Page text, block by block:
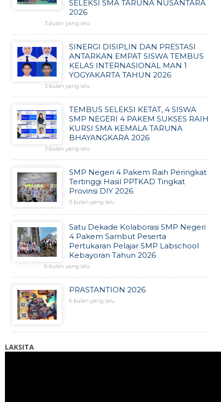
SELEKSI SMA TARUNA NUSANTARA
2026
3 bulan yang lalu
SINERGI DISIPLIN DAN PRESTASI
ANTARKAN EMPAT SISWA TEMBUS
KELAS INTERNASIONAL MAN 1
YOGYAKARTA TAHUN 2026
3 bulan yang lalu
TEMBUS SELEKSI KETAT, 4 SISWA
SMP NEGERI 4 PAKEM SUKSES RAIH
KURSI SMA KEMALA TARUNA
BHAYANGKARA 2026
3 bulan yang lalu
SMP Negeri 4 Pakem Raih Peringkat
Tertinggi Hasil PPTKAD Tingkat
Provinsi DIY 2026
5 bulan yang lalu
Satu Dekade Kolaborasi SMP Negeri
4 Pakem Sambut Peserta
Pertukaran Pelajar SMP Labschool
Kebayoran Tahun 2026
6 bulan yang lalu
PRASTANTION 2026
6 bulan yang lalu
LAKSITA